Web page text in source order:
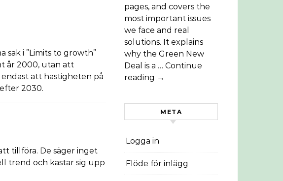
sak i ”Limits to growth”
år 2000, utan att
att hastigheten på
2030.
tillföra. De säger inget
trend och kastar sig upp
pages, and covers the
most important issues
we face and real
solutions. It explains
why the Green New
Deal is a … Continue
reading →
META
Logga in
Flöde för inlägg